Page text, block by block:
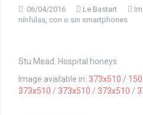
06/04/2016 Le Bastart
nínfulas, con o sin smartphones
Stu Mead. Hospital honeys
Image available in: 373x510 /
373x510 / 373x510 / 373x510 /